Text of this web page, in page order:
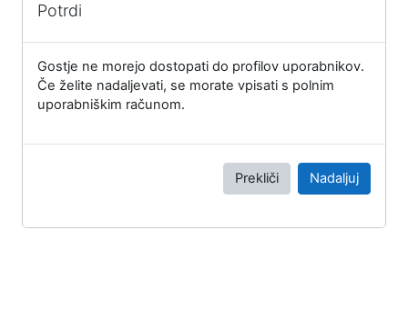
Potrdi
Gostje ne morejo dostopati do profilov uporabnikov.
Če želite nadaljevati, se morate vpisati s polnim
uporabniškim računom.
Prekliči Nadaljuj